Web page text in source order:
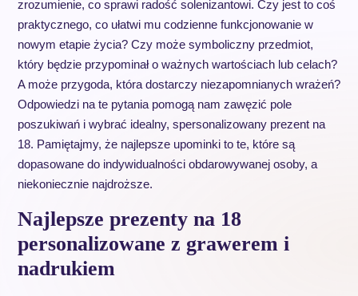
zrozumienie, co sprawi radość solenizantowi. Czy jest to coś
praktycznego, co ułatwi mu codzienne funkcjonowanie w
nowym etapie życia? Czy może symboliczny przedmiot,
który będzie przypominał o ważnych wartościach lub celach?
A może przygoda, która dostarczy niezapomnianych wrażeń?
Odpowiedzi na te pytania pomogą nam zawęzić pole
poszukiwań i wybrać idealny, spersonalizowany prezent na
18. Pamiętajmy, że najlepsze upominki to te, które są
dopasowane do indywidualności obdarowywanej osoby, a
niekoniecznie najdroższe.
Najlepsze prezenty na 18
personalizowane z grawerem i
nadrukiem